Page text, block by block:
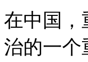
在中国，
治的一个